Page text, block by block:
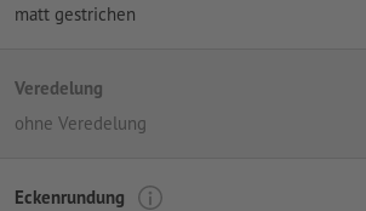
matt gestrichen
Veredelung
ohne Veredelung
Eckenrundung